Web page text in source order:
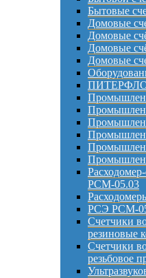
Бытовые
Домовые
Домовые
Домовые
Домовые
РСМ-05.03
РСЭ РСМ-
Счетчики
резиновые
Счетчики
резьбовое